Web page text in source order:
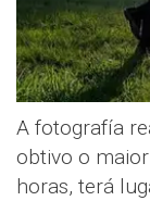
A fotografía
obtivo o
horas, terá